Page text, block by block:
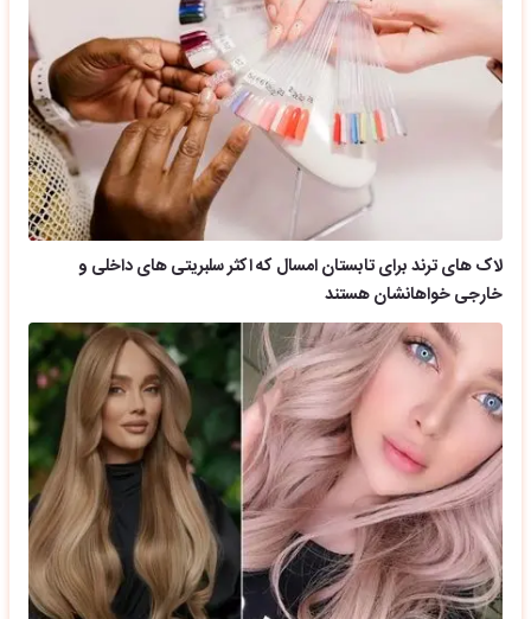
لاک های ترند برای تابستان امسال که اکثر سلبریتی های داخلی و
خارجی خواهانشان هستند